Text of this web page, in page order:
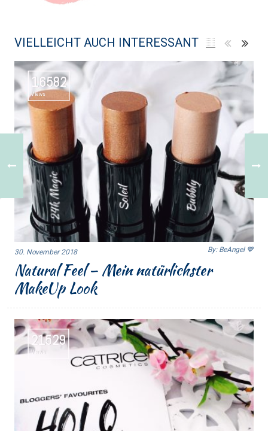
VIELLEICHT AUCH INTERESSANT
16582
Views
30. November 2018 By: BeAngel 💙
Natural Feel – Mein natürlichster
MakeUp Look
21529
Views